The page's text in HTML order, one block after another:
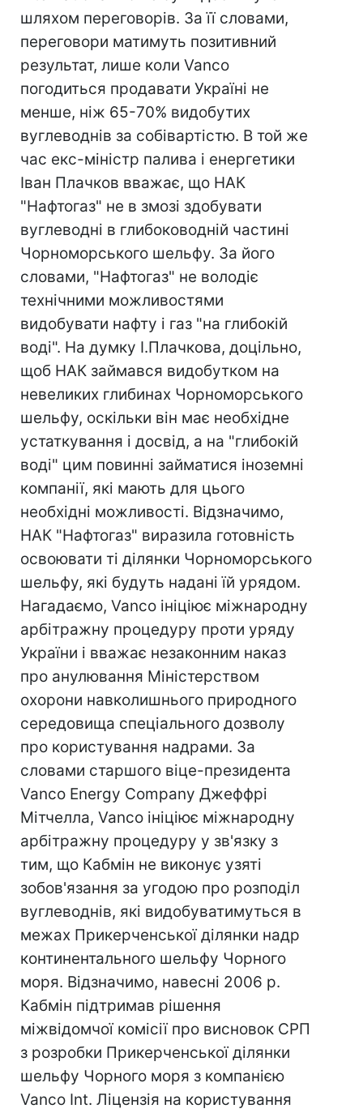
шляхом переговорів. За її словами,
переговори матимуть позитивний
результат, лише коли Vanco
погодиться продавати Україні не
менше, ніж 65-70% видобутих
вуглеводнів за собівартістю. В той же
час екс-міністр палива і енергетики
Іван Плачков вважає, що НАК
"Нафтогаз" не в змозі здобувати
вуглеводні в глибоководній частині
Чорноморського шельфу. За його
словами, "Нафтогаз" не володіє
технічними можливостями
видобувати нафту і газ "на глибокій
воді". На думку І.Плачкова, доцільно,
щоб НАК займався видобутком на
невеликих глибинах Чорноморського
шельфу, оскільки він має необхідне
устаткування і досвід, а на "глибокій
воді" цим повинні займатися іноземні
компанії, які мають для цього
необхідні можливості. Відзначимо,
НАК "Нафтогаз" виразила готовність
освоювати ті ділянки Чорноморського
шельфу, які будуть надані їй урядом.
Нагадаємо, Vanco ініціює міжнародну
арбітражну процедуру проти уряду
України і вважає незаконним наказ
про анулювання Міністерством
охорони навколишнього природного
середовища спеціального дозволу
про користування надрами. За
словами старшого віце-президента
Vanco Energy Company Джеффрі
Мітчелла, Vanco ініціює міжнародну
арбітражну процедуру у зв'язку з
тим, що Кабмін не виконує узяті
зобов'язання за угодою про розподіл
вуглеводнів, які видобуватимуться в
межах Прикерченської ділянки надр
континентального шельфу Чорного
моря. Відзначимо, навесні 2006 р.
Кабмін підтримав рішення
міжвідомчої комісії про висновок СРП
з розробки Прикерченської ділянки
шельфу Чорного моря з компанією
Vanco Int. Ліцензія на користування